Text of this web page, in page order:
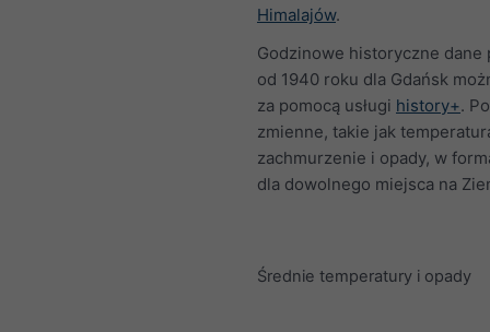
Himalajów.
Godzinowe historyczne dane
od 1940 roku dla Gdańsk
za pomocą usługi history+.
zmienne, takie jak
zachmurzenie i opady, w
dla dowolnego miejsca na
Średnie temperatury i opady